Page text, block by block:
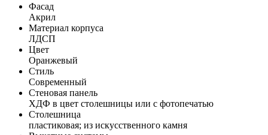
Фасад
Акрил
Материал корпуса
ЛДСП
Цвет
Оранжевый
Стиль
Современный
Стеновая панель
ХДФ в цвет столешницы или с фотопечатью
Столешница
пластиковая; из искусственного камня